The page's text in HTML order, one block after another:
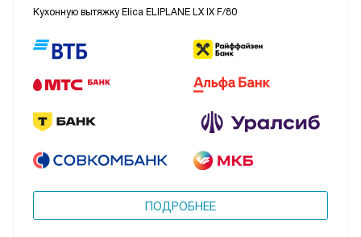
Кухонную вытяжку Elica ELIPLANE LX IX F/80
ПОДРОБНЕЕ